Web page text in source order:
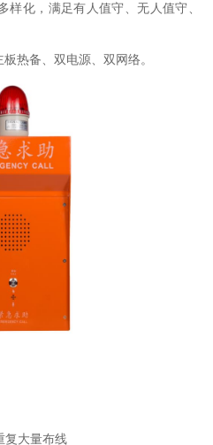
化，满足有人值守、无人值守、
热备、双电源、双网络。
复大量布线